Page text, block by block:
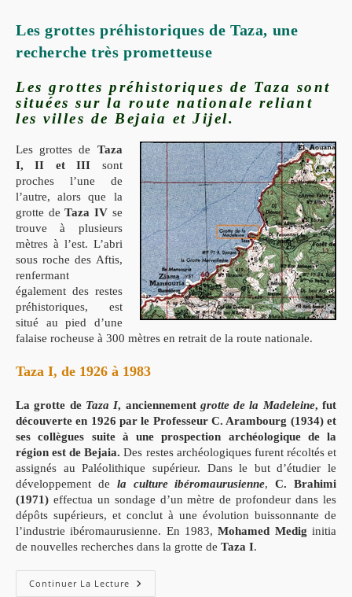
Les grottes préhistoriques de Taza, une
recherche très prometteuse
Les grottes préhistoriques de Taza sont
situées sur la route nationale reliant
les villes de Bejaia et Jijel.
Les grottes de Taza
I, II et III sont
proches l’une de
l’autre, alors que la
grotte deTaza IVse
trouve à plusieurs
mètres à l’est. L’abri
sous roche des Aftis,
renfermant
également des restes
préhistoriques, est
situé au pied d’une
falaise rocheuse à 300 mètres en retrait de la route nationale.
Taza I, de 1926 à 1983
La grotte de Taza I, anciennement grotte de la Madeleine, fut
découverte en 1926 par le Professeur C. Arambourg (1934) et
ses collègues suite à une prospection archéologique de la
région est de Bejaia. Des restes archéologiques furent récoltés et
assignés au Paléolithique supérieur. Dans le but d’étudier le
développement de la culture ibéromaurusienne,C. Brahimi
(1971) effectua un sondage d’un mètre de profondeur dans les
dépôts supérieurs, et conclut à une évolution buissonnante de
l’industrie ibéromaurusienne. En 1983,Mohamed Medig initia
de nouvelles recherches dans la grotte de Taza I.
Continuer La Lecture